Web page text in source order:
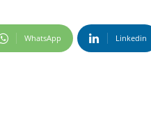
WhatsApp Linkedin